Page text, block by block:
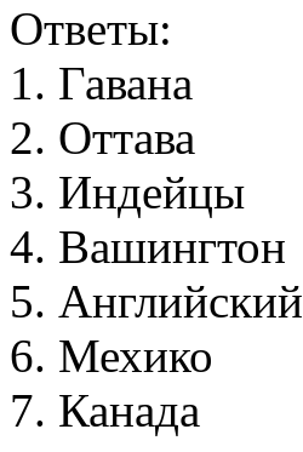
Ответы:
1. Гавана
2. Оттава
3. Индейцы
4. Вашингтон
5. Английский
6. Мехико
7. Канада